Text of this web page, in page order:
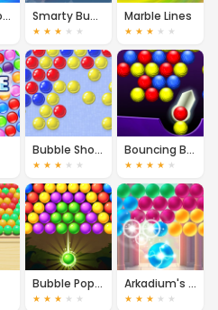
Bubble Shooter Pro Smarty Bubbles
★ ★ ★ ★ ★
Marble Lines
★ ★ ★ ★ ★
Bubble Shooter Classic
★ ★ ★ ★ ★
Bouncing Balls 2
★ ★ ★ ★ ★
Bubble Pop Classic
★ ★ ★ ★ ★
Arkadium's Bubble Shooter
★ ★ ★ ★ ★